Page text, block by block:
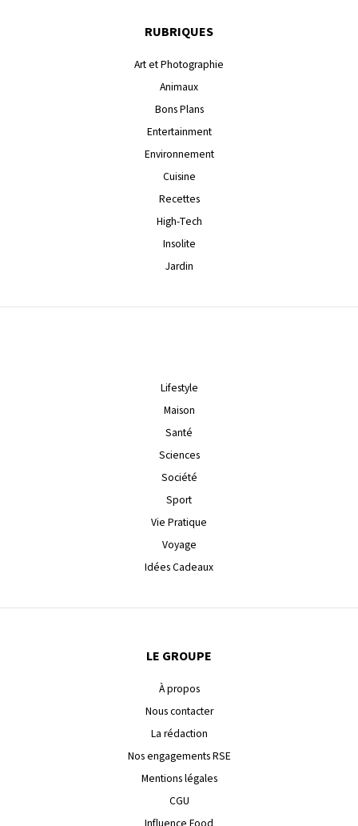
RUBRIQUES
Art et Photographie
Animaux
Bons Plans
Entertainment
Environnement
Cuisine
Recettes
High-Tech
Insolite
Jardin
Lifestyle
Maison
Santé
Sciences
Société
Sport
Vie Pratique
Voyage
Idées Cadeaux
LE GROUPE
À propos
Nous contacter
La rédaction
Nos engagements RSE
Mentions légales
CGU